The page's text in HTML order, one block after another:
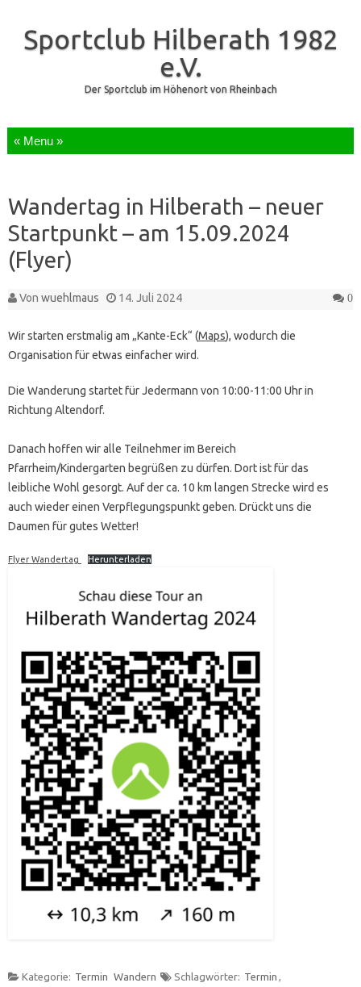
Sportclub Hilberath 1982
e.V.
Der Sportclub im Höhenort von Rheinbach
Zum Inhalt springen
Wandertag in Hilberath – neuer
Startpunkt – am 15.09.2024
(Flyer)
Von wuehlmaus 14. Juli 2024 0
Wir starten erstmalig am „Kante-Eck“ (Maps), wodurch die
Organisation für etwas einfacher wird.
Die Wanderung startet für Jedermann von 10:00-11:00 Uhr in
Richtung Altendorf.
Danach hoffen wir alle Teilnehmer im Bereich
Pfarrheim/Kindergarten begrüßen zu dürfen. Dort ist für das
leibliche Wohl gesorgt. Auf der ca. 10 km langen Strecke wird es
auch wieder einen Verpflegungspunkt geben. Drückt uns die
Daumen für gutes Wetter!
Flyer Wandertag Herunterladen
Kategorie: Termin Wandern Schlagwörter: Termin